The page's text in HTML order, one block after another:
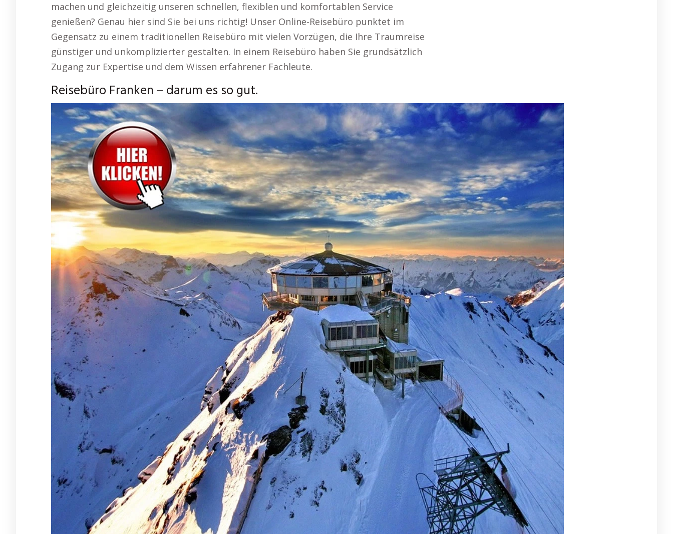
machen und gleichzeitig unseren schnellen, flexiblen und komfortablen Service
genießen? Genau hier sind Sie bei uns richtig! Unser Online-Reisebüro punktet im
Gegensatz zu einem traditionellen Reisebüro mit vielen Vorzügen, die Ihre Traumreise
günstiger und unkomplizierter gestalten. In einem Reisebüro haben Sie grundsätzlich
Zugang zur Expertise und dem Wissen erfahrener Fachleute.
Reisebüro Franken – darum es so gut.